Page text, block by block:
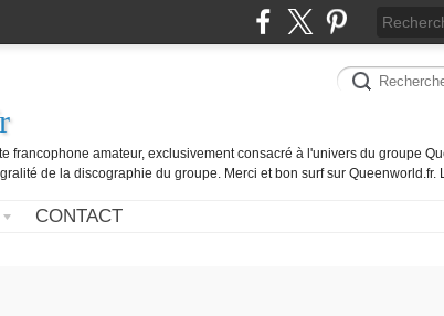
francophone amateur, exclusivement consacré à l'univers du groupe
de la discographie du groupe. Merci et bon surf sur Queenworld.fr.
CONTACT